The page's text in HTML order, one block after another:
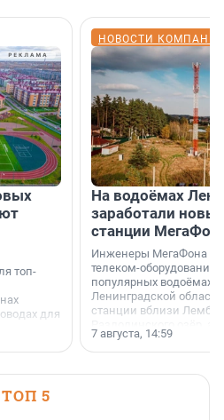
топ-
для
НОВОСТИ
На водоёмах
заработали
станции
Инженеры МегаФона
телеком-оборудование
популярных водоёмах
Ленинградской
станции вблизи
недалеко от Большого
водопада.
7 августа, 14:59
ТОП 5